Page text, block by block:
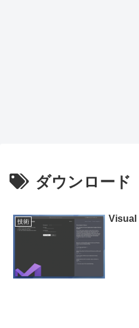
ダウンロード
技術 Visual